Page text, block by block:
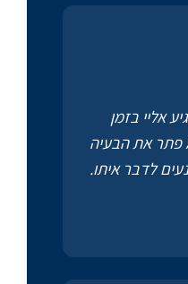
אליי בזמן
פתר את הבעיה
לדבר איתו.